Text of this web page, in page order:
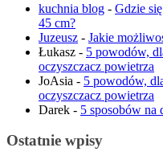
kuchnia blog - Gdzie
45 cm?
Juzeusz - Jakie
Łukasz - 5 powodów,
oczyszczacz powietrza
JoAsia - 5 powodów,
oczyszczacz powietrza
Darek - 5 sposobów na
Ostatnie wpisy